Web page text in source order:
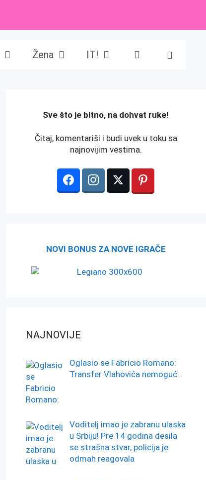
Žena IT!
️Sve što je bitno, na dohvat ruke!
Čitaj, komentariši i budi uvek u toku sa
najnovijim vestima.
NOVI BONUS ZA NOVE IGRAČE
NAJNOVIJE
Oglasio se Fabricio Romano:
Transfer Vlahovića nemoguć…
Voditelj imao je zabranu ulaska
u Srbiju! Pre 14 godina desila
se strašna stvar, policija je
odmah reagovala